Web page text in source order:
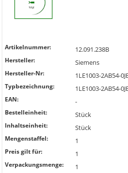
Artikelnummer: 12.091.238B
Hersteller: Siemens
Hersteller-Nr: 1LE1003-2AB54-
Typbezeichnung: 1LE1003-2AB54-
EAN: -
Bestelleinheit: Stück
Inhaltseinheit: Stück
Mengenstaffel: 1
Preis gilt für: 1
Verpackungsmenge: 1